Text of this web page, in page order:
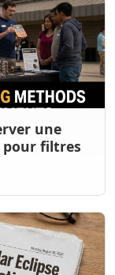
une
pour filtres